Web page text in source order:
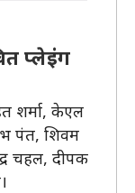
प्लेइंग
शर्मा, केएल
पंत, शिवम
चहल, दीपक